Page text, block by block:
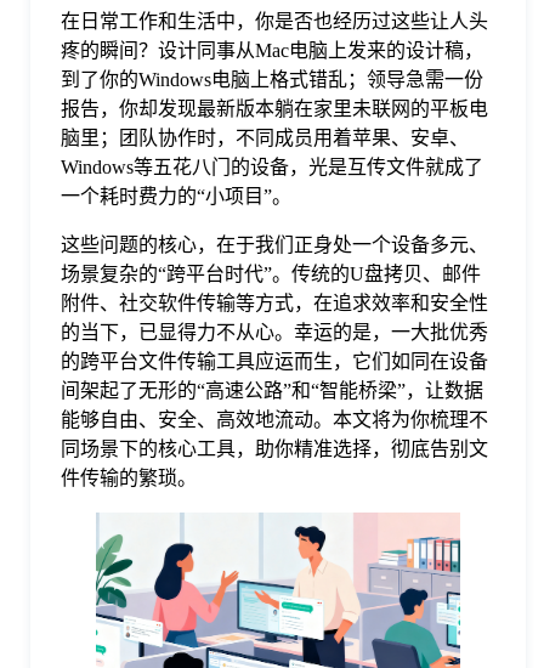
格
常
见
问
题
在日常工作和生活中，你是否也经历过这些让人头
疼的瞬间？设计同事从Mac电脑上发来的设计稿，
到了你的Windows电脑上格式错乱；领导急需一份
报告，你却发现最新版本躺在家里未联网的平板电
脑里；团队协作时，不同成员用着苹果、安卓、
Windows等五花八门的设备，光是互传文件就成了
一个耗时费力的“小项目”。
这些问题的核心，在于我们正身处一个设备多元、
场景复杂的“跨平台时代”。传统的U盘拷贝、邮件
附件、社交软件传输等方式，在追求效率和安全性
的当下，已显得力不从心。幸运的是，一大批优秀
的跨平台文件传输工具应运而生，它们如同在设备
间架起了无形的“高速公路”和“智能桥梁”，让数据
能够自由、安全、高效地流动。本文将为你梳理不
同场景下的核心工具，助你精准选择，彻底告别文
件传输的繁琐。